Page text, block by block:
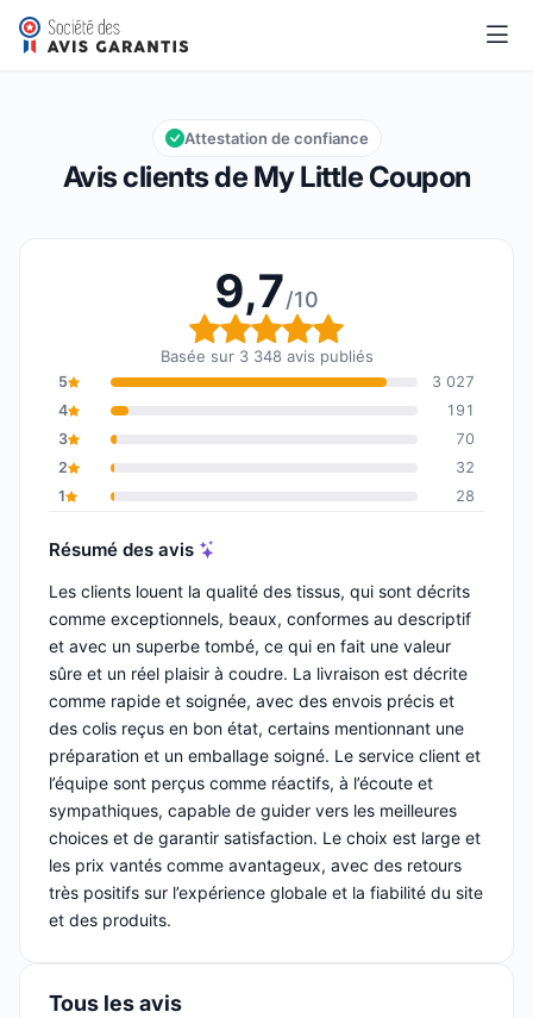
My Little Coupon
Note globale : 9,7 sur 10
9,7/10
Avis clients de My Little Coupon
Attestation de confiance
9,7/10
Note globale : 9,7 sur
Basée sur 3 348 avis publiés
5
3 027
4
191
3
70
2
32
1
28
Résumé des avis
Les clients louent la qualité des tissus, qui sont décrits
comme exceptionnels, beaux, conformes au descriptif
et avec un superbe tombé, ce qui en fait une valeur
sûre et un réel plaisir à coudre. La livraison est décrite
comme rapide et soignée, avec des envois précis et
des colis reçus en bon état, certains mentionnant une
préparation et un emballage soigné. Le service client et
l’équipe sont perçus comme réactifs, à l’écoute et
sympathiques, capable de guider vers les meilleures
choices et de garantir satisfaction. Le choix est large et
les prix vantés comme avantageux, avec des retours
très positifs sur l’expérience globale et la fiabilité du site
et des produits.
Tous les avis